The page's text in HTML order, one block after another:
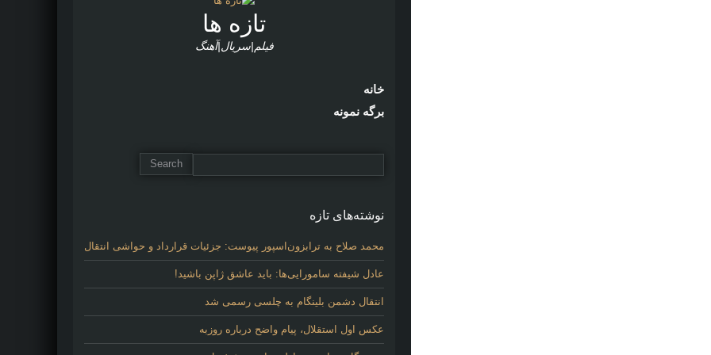
تازه ها
فیلم|سریال|آهنگ
خانه
برگه نمونه
نوشته‌های تازه
محمد صلاح به ترابزون‌اسپور پیوست: جزئیات قرارداد و حواشی انتقال
عادل شیفته سامورایی‌ها: باید عاشق ژاپن باشید!
انتقال دشمن بلینگام به چلسی رسمی شد
عکس اول استقلال، پیام واضح درباره روزبه